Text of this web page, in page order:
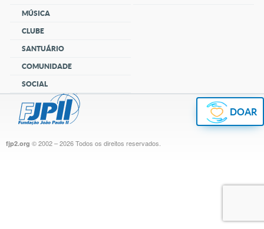
MÚSICA
CLUBE
SANTUÁRIO
COMUNIDADE
SOCIAL
DOAR
fjp2.org © 2002 – 2026Todos os direitos reservados.